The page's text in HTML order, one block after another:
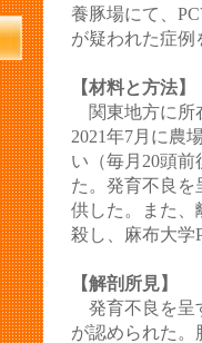
第10回JASV
第11回JASV
第101回日本
本養豚開業獣
第15回 豚病症
第９回JASV
第99回日本豚
獣医師協会第
養豚場にて、
が疑われた症例
【材料と方法】
関東地方に所
2021年7月に農
い（毎月20頭
た。発育不良を
供した。また、
殺し、麻布大学
【解剖所見】
発育不良を呈
が認められた。